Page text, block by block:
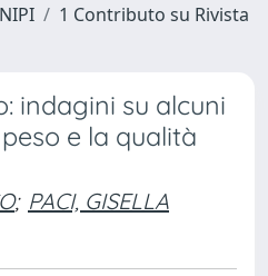
1 Contributo su Rivista
indagini su alcuni
e la qualità
; PACI, GISELLA